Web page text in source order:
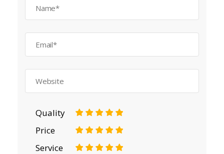
Quality 5
4
3
2
Price 5
4
3
2
Service 5
4
3
2